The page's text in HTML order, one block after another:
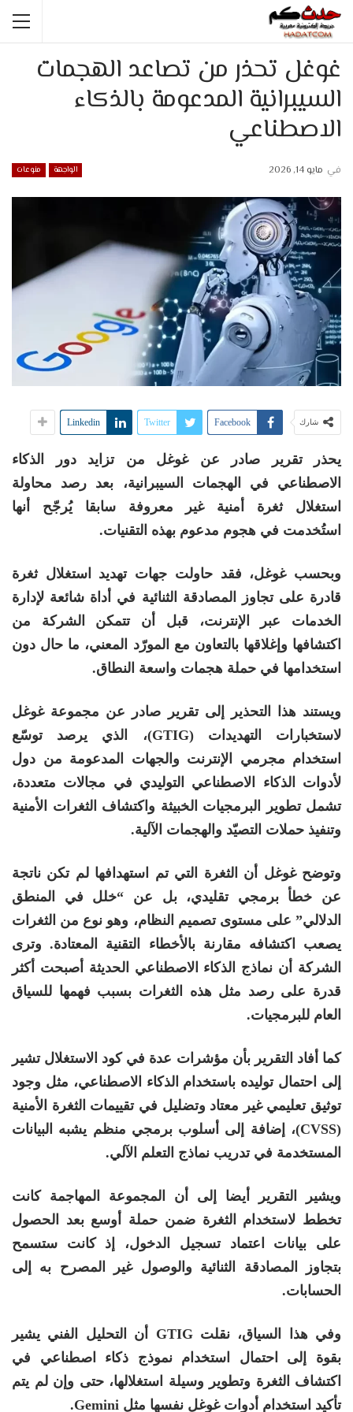
غوغل تحذر من تصاعد الهجمات
السيبرانية المدعومة بالذكاء
الاصطناعي
الواجهة منوعات في مايو 14, 2026
شارك Facebook
Twitter
Linkedin
يحذر تقرير صادر عن غوغل من تزايد دور الذكاء
الاصطناعي في الهجمات السيبرانية، بعد رصد محاولة
استغلال ثغرة أمنية غير معروفة سابقا يُرجّح أنها
استُخدمت في هجوم مدعوم بهذه التقنيات.
وبحسب غوغل، فقد حاولت جهات تهديد استغلال ثغرة
قادرة على تجاوز المصادقة الثنائية في أداة شائعة لإدارة
الخدمات عبر الإنترنت، قبل أن تتمكن الشركة من
اكتشافها وإغلاقها بالتعاون مع المورّد المعني، ما حال دون
استخدامها في حملة هجمات واسعة النطاق.
ويستند هذا التحذير إلى تقرير صادر عن مجموعة غوغل
لاستخبارات التهديدات (GTIG)، الذي يرصد توسّع
استخدام مجرمي الإنترنت والجهات المدعومة من دول
لأدوات الذكاء الاصطناعي التوليدي في مجالات متعددة،
تشمل تطوير البرمجيات الخبيثة واكتشاف الثغرات الأمنية
وتنفيذ حملات التصيّد والهجمات الآلية.
وتوضح غوغل أن الثغرة التي تم استهدافها لم تكن ناتجة
عن خطأ برمجي تقليدي، بل عن “خلل في المنطق
الدلالي” على مستوى تصميم النظام، وهو نوع من الثغرات
يصعب اكتشافه مقارنة بالأخطاء التقنية المعتادة. وترى
الشركة أن نماذج الذكاء الاصطناعي الحديثة أصبحت أكثر
قدرة على رصد مثل هذه الثغرات بسبب فهمها للسياق
العام للبرمجيات.
كما أفاد التقرير بأن مؤشرات عدة في كود الاستغلال تشير
إلى احتمال توليده باستخدام الذكاء الاصطناعي، مثل وجود
توثيق تعليمي غير معتاد وتضليل في تقييمات الثغرة الأمنية
(CVSS)، إضافة إلى أسلوب برمجي منظم يشبه البيانات
المستخدمة في تدريب نماذج التعلم الآلي.
ويشير التقرير أيضا إلى أن المجموعة المهاجمة كانت
تخطط لاستخدام الثغرة ضمن حملة أوسع بعد الحصول
على بيانات اعتماد تسجيل الدخول، إذ كانت ستسمح
بتجاوز المصادقة الثنائية والوصول غير المصرح به إلى
الحسابات.
وفي هذا السياق، نقلت GTIG أن التحليل الفني يشير
بقوة إلى احتمال استخدام نموذج ذكاء اصطناعي في
اكتشاف الثغرة وتطوير وسيلة استغلالها، حتى وإن لم يتم
تأكيد استخدام أدوات غوغل نفسها مثل Gemini.